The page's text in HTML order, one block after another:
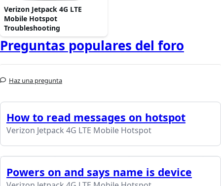
Verizon Jetpack 4G LTE
Mobile Hotspot
Troubleshooting
Preguntas populares del foro
Haz una pregunta
How to read messages on hotspot
Verizon Jetpack 4G LTE Mobile Hotspot
Powers on and says name is device